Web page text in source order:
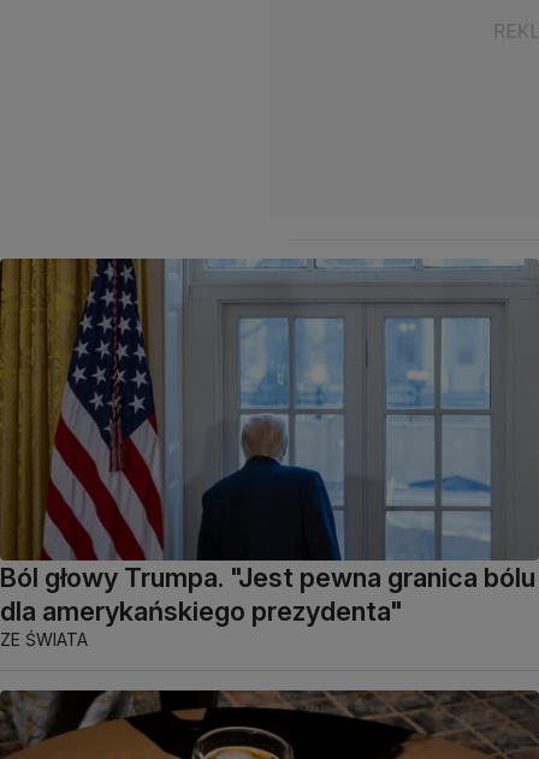
Ból głowy Trumpa. "Jest pewna granica bólu
dla amerykańskiego prezydenta"
ZE ŚWIATA